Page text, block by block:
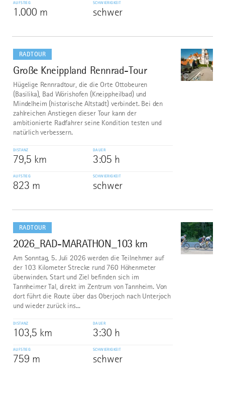
AUFSTIEG
1.000 m
SCHWIERIGKEIT
schwer
RADTOUR
9
Große Kneippland Rennrad-Tour
©
Hügelige Rennradtour, die die Orte Ottobeuren
(Basilika), Bad Wörishofen (Kneippheilbad) und
Mindelheim (historische Altstadt) verbindet. Bei den
zahlreichen Anstiegen dieser Tour kann der
ambitionierte Radfahrer seine Kondition testen und
natürlich verbessern.
DISTANZ
79,5 km
DAUER
3:05 h
AUFSTIEG
823 m
SCHWIERIGKEIT
schwer
dazu
RADTOUR
10
2026_RAD-MARATHON_103 km
©
Am Sonntag, 5. Juli 2026 werden die Teilnehmer auf
der 103 Kilometer Strecke rund 760 Höhenmeter
überwinden. Start und Ziel befinden sich im
Tannheimer Tal, direkt im Zentrum von Tannheim. Von
dort führt die Route über das Oberjoch nach Unterjoch
und wieder zurück ins...
DISTANZ
103,5 km
DAUER
3:30 h
AUFSTIEG
759 m
SCHWIERIGKEIT
schwer
dazu